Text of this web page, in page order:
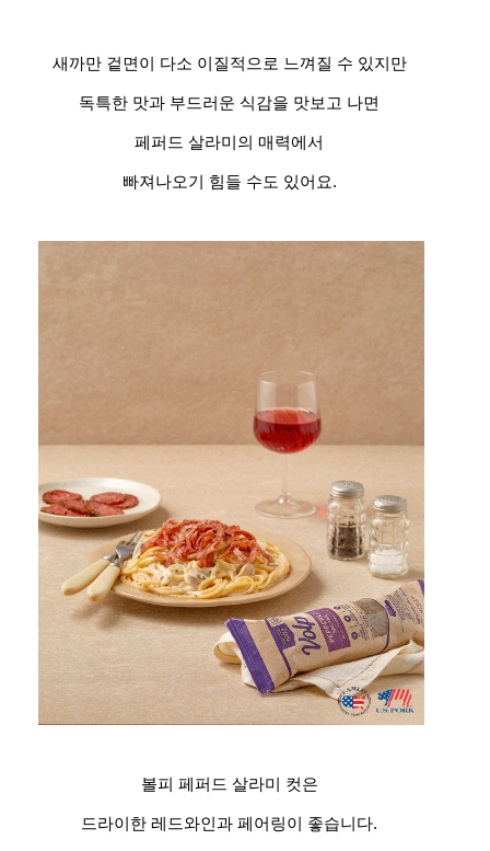
새까만 겉면이 다소 이질적으로 느껴질 수 있지만
독특한 맛과 부드러운 식감을 맛보고 나면
페퍼드 살라미의 매력에서
빠져나오기 힘들 수도 있어요.
볼피 페퍼드 살라미 컷은
드라이한 레드와인과 페어링이 좋습니다.